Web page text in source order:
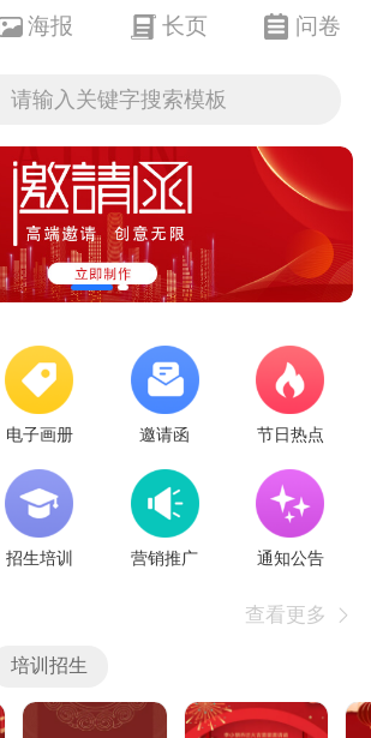
海报 长页 问卷
请输入关键字搜索模板
电子画册 邀请函 节日热点
招生培训 营销推广 通知公告
查看更多 
培训招生